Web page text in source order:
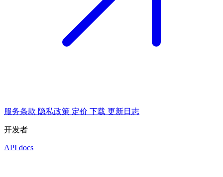
服务条款 隐私政策 定价 下载 更新日志
开发者
API docs